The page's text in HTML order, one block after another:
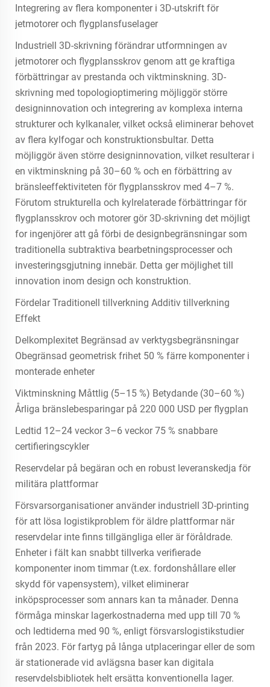
Integrering av flera komponenter i 3D-utskrift för
jetmotorer och flygplansfuselager
Industriell 3D-skrivning förändrar utformningen av
jetmotorer och flygplansskrov genom att ge kraftiga
förbättringar av prestanda och viktminskning. 3D-
skrivning med topologioptimering möjliggör större
designinnovation och integrering av komplexa interna
strukturer och kylkanaler, vilket också eliminerar behovet
av flera kylfogar och konstruktionsbultar. Detta
möjliggör även större designinnovation, vilket resulterar i
en viktminskning på 30–60 % och en förbättring av
bränsleeffektiviteten för flygplansskrov med 4–7 %.
Förutom strukturella och kylrelaterade förbättringar för
flygplansskrov och motorer gör 3D-skrivning det möjligt
for ingenjörer att gå förbi de designbegränsningar som
traditionella subtraktiva bearbetningsprocesser och
investeringsgjutning innebär. Detta ger möjlighet till
innovation inom design och konstruktion.
Fördelar Traditionell tillverkning Additiv tillverkning
Effekt
Delkomplexitet Begränsad av verktygsbegränsningar
Obegränsad geometrisk frihet 50 % färre komponenter i
monterade enheter
Viktminskning Måttlig (5–15 %) Betydande (30–60 %)
Årliga bränslebesparingar på 220 000 USD per flygplan
Ledtid 12–24 veckor 3–6 veckor 75 % snabbare
certifieringscykler
Reservdelar på begäran och en robust leveranskedja för
militära plattformar
Försvarsorganisationer använder industriell 3D-printing
för att lösa logistikproblem för äldre plattformar när
reservdelar inte finns tillgängliga eller är föråldrade.
Enheter i fält kan snabbt tillverka verifierade
komponenter inom timmar (t.ex. fordonshållare eller
skydd för vapensystem), vilket eliminerar
inköpsprocesser som annars kan ta månader. Denna
förmåga minskar lagerkostnaderna med upp till 70 %
och ledtiderna med 90 %, enligt försvarslogistikstudier
från 2023. För fartyg på långa utplaceringar eller de som
är stationerade vid avlägsna baser kan digitala
reservdelsbibliotek helt ersätta konventionella lager.